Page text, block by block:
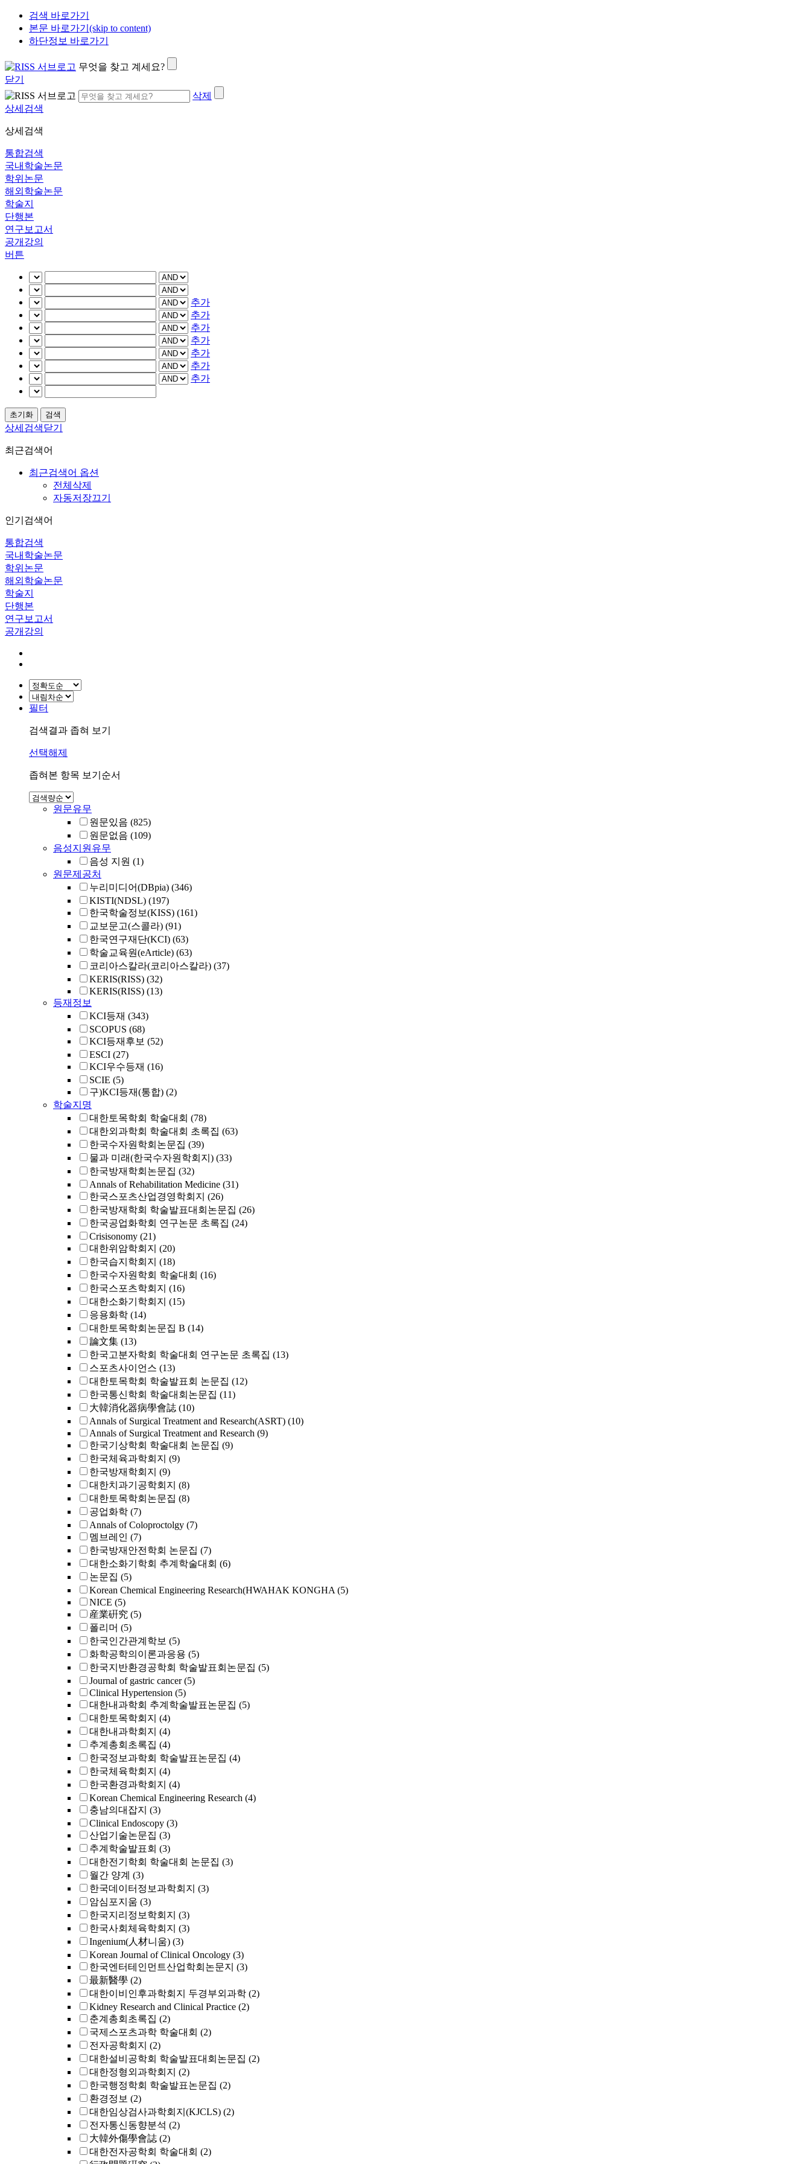
검색 바로가기
본문 바로가기(skip to content)
하단정보 바로가기
무엇을 찾고 계세요?
닫기
삭제
상세검색
상세검색
통합검색
국내학술논문
학위논문
해외학술논문
학술지
단행본
연구보고서
공개강의
버튼
추가
추가
추가
추가
추가
추가
추가
상세검색닫기
최근검색어
최근검색어 옵션
전체삭제
자동저장끄기
인기검색어
통합검색
국내학술논문
학위논문
해외학술논문
학술지
단행본
연구보고서
공개강의
필터
검색결과 좁혀 보기
선택해제
좁혀본 항목 보기순서
원문유무
원문있음 (825)
원문없음 (109)
음성지원유무
음성 지원 (1)
원문제공처
누리미디어(DBpia) (346)
KISTI(NDSL) (197)
한국학술정보(KISS) (161)
교보문고(스콜라) (91)
한국연구재단(KCI) (63)
학술교육원(eArticle) (63)
코리아스칼라(코리아스칼라) (37)
KERIS(RISS) (32)
KERIS(RISS) (13)
등재정보
KCI등재 (343)
SCOPUS (68)
KCI등재후보 (52)
ESCI (27)
KCI우수등재 (16)
SCIE (5)
구)KCI등재(통합) (2)
학술지명
대한토목학회 학술대회 (78)
대한외과학회 학술대회 초록집 (63)
한국수자원학회논문집 (39)
물과 미래(한국수자원학회지) (33)
한국방재학회논문집 (32)
Annals of Rehabilitation Medicine (31)
한국스포츠산업경영학회지 (26)
한국방재학회 학술발표대회논문집 (26)
한국공업화학회 연구논문 초록집 (24)
Crisisonomy (21)
대한위암학회지 (20)
한국습지학회지 (18)
한국수자원학회 학술대회 (16)
한국스포츠학회지 (16)
대한소화기학회지 (15)
응용화학 (14)
대한토목학회논문집 B (14)
論文集 (13)
한국고분자학회 학술대회 연구논문 초록집 (13)
스포츠사이언스 (13)
대한토목학회 학술발표회 논문집 (12)
한국통신학회 학술대회논문집 (11)
大韓消化器病學會誌 (10)
Annals of Surgical Treatment and Research(ASRT) (10)
Annals of Surgical Treatment and Research (9)
한국기상학회 학술대회 논문집 (9)
한국체육과학회지 (9)
한국방재학회지 (9)
대한치과기공학회지 (8)
대한토목학회논문집 (8)
공업화학 (7)
Annals of Coloproctolgy (7)
멤브레인 (7)
한국방재안전학회 논문집 (7)
대한소화기학회 추계학술대회 (6)
논문집 (5)
Korean Chemical Engineering Research(HWAHAK KONGHA (5)
NICE (5)
産業硏究 (5)
폴리머 (5)
한국인간관계학보 (5)
화학공학의이론과응용 (5)
한국지반환경공학회 학술발표회논문집 (5)
Journal of gastric cancer (5)
Clinical Hypertension (5)
대한내과학회 추계학술발표논문집 (5)
대한토목학회지 (4)
대한내과학회지 (4)
추계총회초록집 (4)
한국정보과학회 학술발표논문집 (4)
한국체육학회지 (4)
한국환경과학회지 (4)
Korean Chemical Engineering Research (4)
충남의대잡지 (3)
Clinical Endoscopy (3)
산업기술논문집 (3)
추계학술발표회 (3)
대한전기학회 학술대회 논문집 (3)
월간 양계 (3)
한국데이터정보과학회지 (3)
암심포지움 (3)
한국지리정보학회지 (3)
한국사회체육학회지 (3)
Ingenium(人材니움) (3)
Korean Journal of Clinical Oncology (3)
한국엔터테인먼트산업학회논문지 (3)
最新醫學 (2)
대한이비인후과학회지 두경부외과학 (2)
Kidney Research and Clinical Practice (2)
춘계총회초록집 (2)
국제스포츠과학 학술대회 (2)
전자공학회지 (2)
대한설비공학회 학술발표대회논문집 (2)
대한정형외과학회지 (2)
한국행정학회 학술발표논문집 (2)
환경정보 (2)
대한임상검사과학회지(KJCLS) (2)
전자통신동향분석 (2)
大韓外傷學會誌 (2)
대한전자공학회 학술대회 (2)